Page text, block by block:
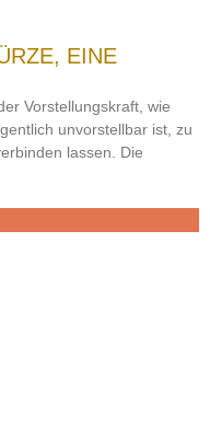
EINE
Vorstellungskraft, wie
unvorstellbar ist, zu
lassen. Die